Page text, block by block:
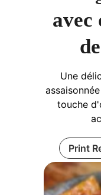
avec
Une
touche
Print